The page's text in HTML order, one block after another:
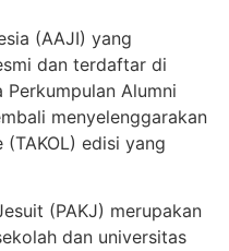
(AAJI) yang
dan terdaftar di
Perkumpulan Alumni
menyelenggarakan
(TAKOL) edisi yang
(PAKJ) merupakan
dan universitas